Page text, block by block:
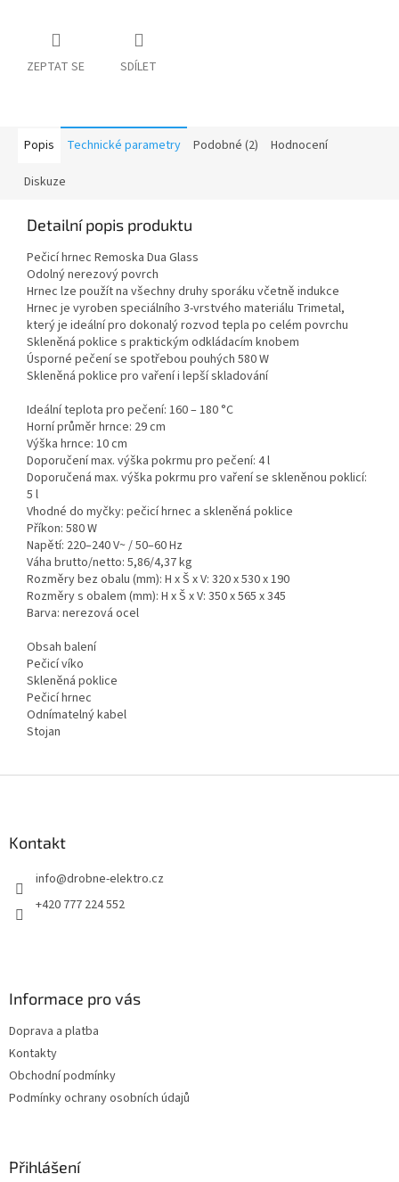
ZEPTAT SE SDÍLET
Popis Technické parametry Podobné (2) Hodnocení
Diskuze
Detailní popis produktu
Pečicí hrnec Remoska Dua Glass
Odolný nerezový povrch
Hrnec lze použít na všechny druhy sporáku včetně indukce
Hrnec je vyroben speciálního 3-vrstvého materiálu Trimetal,
který je ideální pro dokonalý rozvod tepla po celém povrchu
Skleněná poklice s praktickým odkládacím knobem
Úsporné pečení se spotřebou pouhých 580 W
Skleněná poklice pro vaření i lepší skladování
Ideální teplota pro pečení: 160 – 180 °C
Horní průměr hrnce: 29 cm
Výška hrnce: 10 cm
Doporučení max. výška pokrmu pro pečení: 4 l
Doporučená max. výška pokrmu pro vaření se skleněnou poklicí:
5 l
Vhodné do myčky: pečicí hrnec a skleněná poklice
Příkon: 580 W
Napětí: 220–240 V~ / 50–60 Hz
Váha brutto/netto: 5,86/4,37 kg
Rozměry bez obalu (mm): H x Š x V: 320 x 530 x 190
Rozměry s obalem (mm): H x Š x V: 350 x 565 x 345
Barva: nerezová ocel
Obsah balení
Pečicí víko
Skleněná poklice
Pečicí hrnec
Odnímatelný kabel
Stojan
Kontakt
info@drobne-elektro.cz
+420 777 224 552
Informace pro vás
Doprava a platba
Kontakty
Obchodní podmínky
Podmínky ochrany osobních údajů
Přihlášení